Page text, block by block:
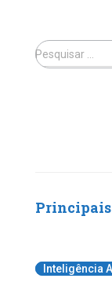
Pesquisar …
Principais
Inteligência